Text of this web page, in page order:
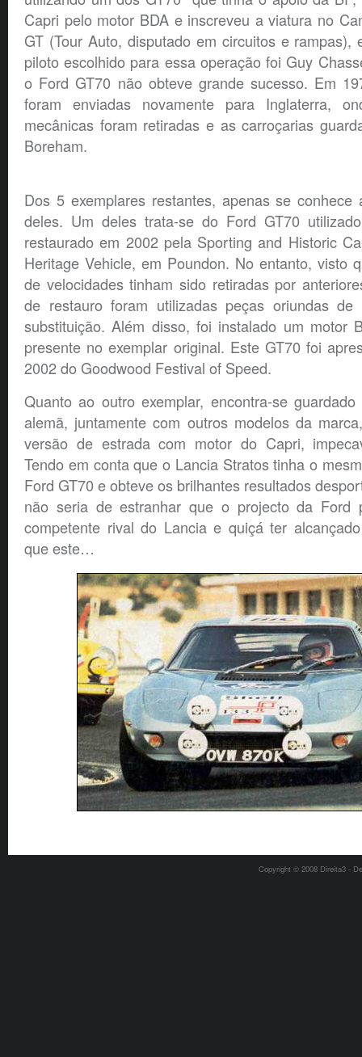
Capri pelo motor BDA e inscreveu a viatura no
GT (Tour Auto, disputado em circuitos e rampas),
piloto escolhido para essa operação foi Guy
o Ford GT70 não obteve grande sucesso. Em
foram enviadas novamente para Inglaterra,
mecânicas foram retiradas e as carroçarias
Boreham.
Dos 5 exemplares restantes, apenas se
deles. Um deles trata-se do Ford GT70
restaurado em 2002 pela Sporting and Historic
Heritage Vehicle, em Poundon. No entanto, visto
de velocidades tinham sido retiradas por
de restauro foram utilizadas peças oriundas
substituição. Além disso, foi instalado um motor
presente no exemplar original. Este GT70 foi
2002 do Goodwood Festival of Speed.
Quanto ao outro exemplar, encontra-se
alemã, juntamente com outros modelos da
versão de estrada com motor do Capri,
Tendo em conta que o Lancia Stratos tinha o
Ford GT70 e obteve os brilhantes resultados
não seria de estranhar que o projecto da Ford
competente rival do Lancia e quiçá ter
que este…
Copyright © 2008 Direita3 -